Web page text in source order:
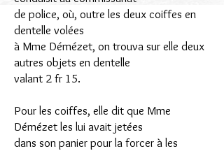
de police, où, outre les deux coiffes en
dentelle volées
à Mme Démézet, on trouva sur elle deux
autres objets en dentelle
valant 2 fr 15.
Pour les coiffes, elle dit que Mme
Démézet les lui avait jetées
dans son panier pour la forcer à les